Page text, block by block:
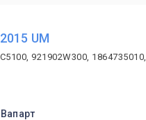
UM
921902W300, 1864735010,